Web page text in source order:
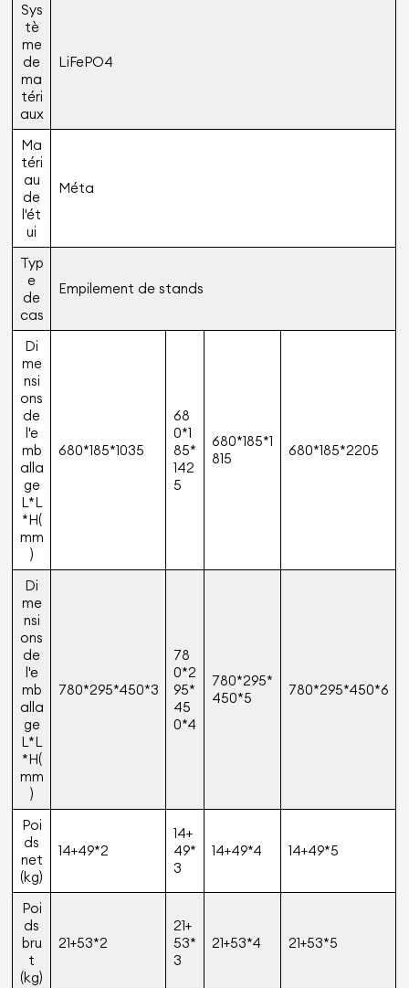
Sys
tè
me
de
ma
téri
aux
LiFePO4
Ma
téri
au
de
l'ét
ui
Méta
Typ
e
de
cas
Empilement de stands
Di
me
nsi
ons
de
l'e
mb
alla
ge
L*L
*H(
mm
)
680*185*1035
68
0*1
85*
142
5
680*185*1
815
680*185*2205
Di
me
nsi
ons
de
l'e
mb
alla
ge
L*L
*H(
mm
)
780*295*450*3
78
0*2
95*
45
0*4
780*295*
450*5
780*295*450*6
Poi
ds
net
(kg)
14+49*2
14+
49*
3
14+49*4 14+49*5
Poi
ds
bru
t
(kg)
21+53*2
21+
53*
3
21+53*4 21+53*5